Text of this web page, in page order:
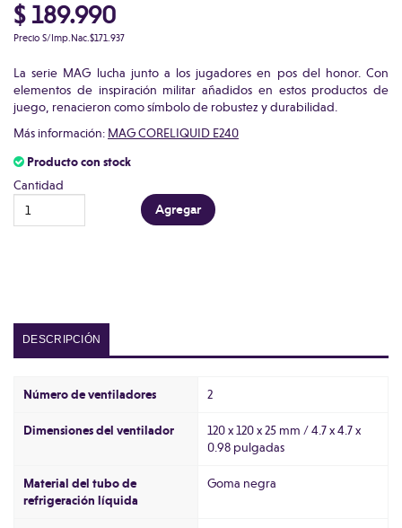
$ 189.990
Precio S/Imp.Nac.$171.937
La serie MAG lucha junto a los jugadores en pos del honor. Con
elementos de inspiración militar añadidos en estos productos de
juego, renacieron como símbolo de robustez y durabilidad.
Más información: MAG CORELIQUID E240
Producto con stock
Cantidad
DESCRIPCIÓN
Número de ventiladores 2
Dimensiones del ventilador
120 x 120 x 25 mm / 4.7 x 4.7 x
0.98 pulgadas
Material del tubo de
refrigeración líquida
Goma negra